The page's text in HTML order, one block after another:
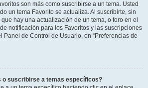
son más como suscribirse a un tema. Usted
un tema Favorito se actualiza. Al suscribirte, sin
hay una actualización de un tema, o foro en el
notificación para los Favoritos y las suscripciones
Panel de Control de Usuario, en “Preferencias de
o suscribirse a temas específicos?